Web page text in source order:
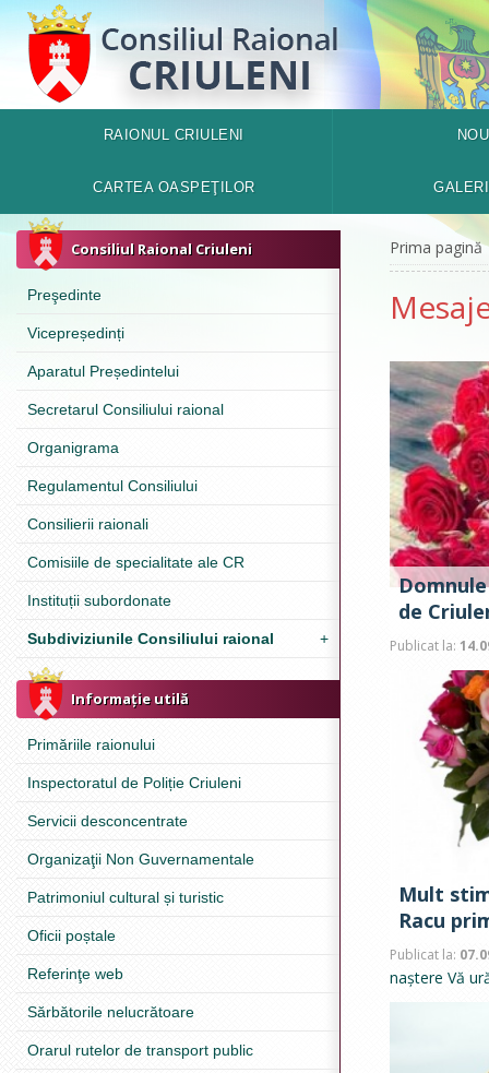
RAIONUL CRIULENI
CARTEA OASPEŢILOR
Consiliul Raional Criuleni
Preşedinte
Vicepreședinți
Aparatul Președintelui
Secretarul Consiliului raional
Organigrama
Regulamentul Consiliului
Consilierii raionali
Comisiile de specialitate ale CR
Instituții subordonate
Subdiviziunile Consiliului raional +
Informație utilă
Primăriile raionului
Inspectoratul de Poliție Criuleni
Servicii desconcentrate
Organizaţii Non Guvernamentale
Patrimoniul cultural și turistic
Oficii poștale
Referinţe web
Sărbătorile nelucrătoare
Orarul rutelor de transport public
Prima pagină
de
Publicat la:
Mult
Racu
Publicat la:
naștere Vă